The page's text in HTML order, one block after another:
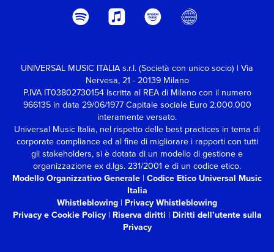
vera e propria
celebrazione della forma
&amp;lt;/iframe&amp;lt;/
UNIVERSAL MUSIC ITALIA s.r.l. (Società con unico socio) | Via
Nervesa, 21 - 20139 Milano
P.IVA IT03802730154 Iscritta al REA di Milano con il numero
966135 in data 29/06/1977Capitale sociale Euro 2.000.000
interamente versato.
Universal Music Italia, nel rispetto delle best practices in tema di
corporate compliance ed al fine di migliorare i rapporti con tutti
gli stakeholders,si è dotata di un modello di gestione e
organizzazione ex d.lgs. 231/2001 e di un codice etico.
Modello Organizzativo Generale | Codice Etico Universal Music
Italia
Whistleblowing | Privacy Whistleblowing
Privacy e Cookie Policy| Riserva diritti | Diritti dell’utente sulla
Privacy